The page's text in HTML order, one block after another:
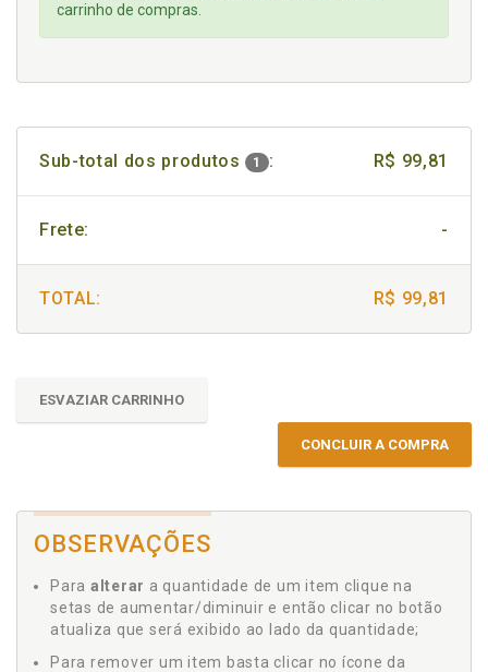
carrinho de compras.
Sub-total dos produtos 1 : R$ 99,81
Frete: -
TOTAL: R$ 99,81
ESVAZIAR CARRINHO
CONCLUIR A COMPRA
OBSERVAÇÕES
Para alterar a quantidade de um item clique na
setas de aumentar/diminuir e então clicar no botão
atualiza que será exibido ao lado da quantidade;
Para remover um item basta clicar no ícone da